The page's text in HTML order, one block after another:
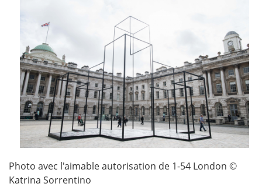
8070.jpg
Photo avec l'aimable autorisation de 1-54 London ©
Katrina Sorrentino